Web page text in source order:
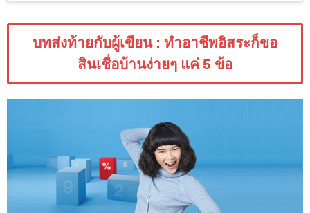
บทส่งท้ายกับผู้เขียน : ทำอาชีพอิสระก็ขอ
สินเชื่อบ้านง่ายๆ แค่ 5 ข้อ